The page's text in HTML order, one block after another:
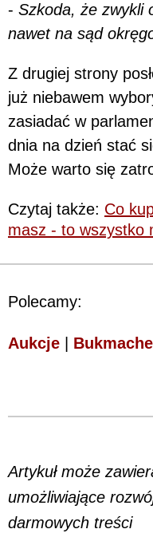
- Szkoda, że zwykli
nawet na sąd
Z drugiej strony
już niebawem
zasiadać w
dnia na dzień stać
Może warto się
Czytaj także: Co
masz - to wszystko
Polecamy:
Aukcje
Artykuł może
umożliwiające
darmowych treści